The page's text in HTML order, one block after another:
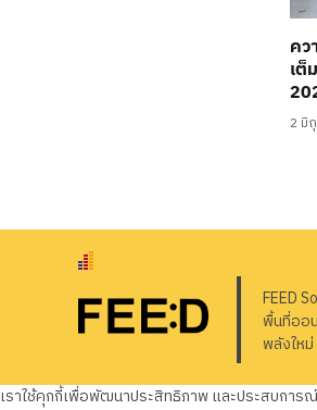
คว
เต็
2 มิ
FEED
พื้นที่ออ
พลังให
เราใช้คุกกี้เพื่อพัฒนาประสิทธิภาพ และประสบกา